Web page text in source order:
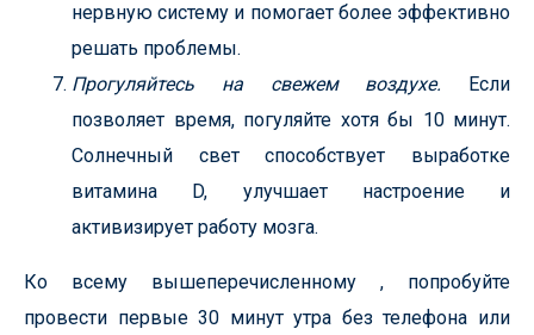
нервную систему и помогает более эффективно
решать проблемы.
Прогуляйтесь на свежем воздухе. Если
позволяет время, погуляйте хотя бы 10 минут.
Солнечный свет способствует выработке
витамина D, улучшает настроение и
активизирует работу мозга.
Ко всему вышеперечисленному , попробуйте
провести первые 30 минут утра без телефона или